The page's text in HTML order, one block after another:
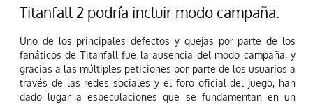
Titanfall 2 podría incluir modo campaña:
Uno de los principales defectos y quejas por parte de los
fanáticos de Titanfall fue la ausencia del modo campaña, y
gracias a las múltiples peticiones por parte de los usuarios a
través de las redes sociales y el foro oficial del juego, han
dado lugar a especulaciones que se fundamentan en un